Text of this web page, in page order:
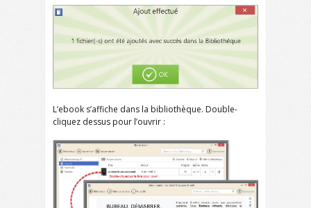
L’ebook s’affiche dans la bibliothèque. Double-
cliquez dessus pour l’ouvrir :